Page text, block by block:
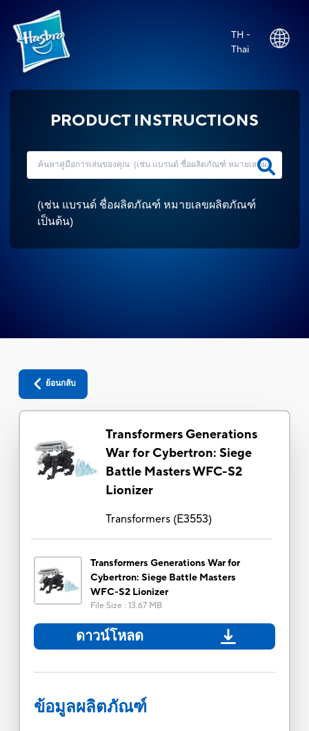
TH -
Thai
PRODUCT INSTRUCTIONS
(เช่น แบรนด์ ชื่อผลิตภัณฑ์ หมายเลขผลิตภัณฑ์
เป็นต้น)
ย้อนกลับ
Transformers Generations
War for Cybertron: Siege
Battle Masters WFC-S2
Lionizer
Transformers(E3553)
Transformers Generations War for
Cybertron: Siege Battle Masters
WFC-S2 Lionizer
File Size : 13.67 MB
ดาวน์โหลด
ข้อมูลผลิตภัณฑ์